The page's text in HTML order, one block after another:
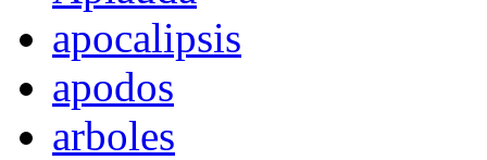
apocalipsis
apodos
arboles